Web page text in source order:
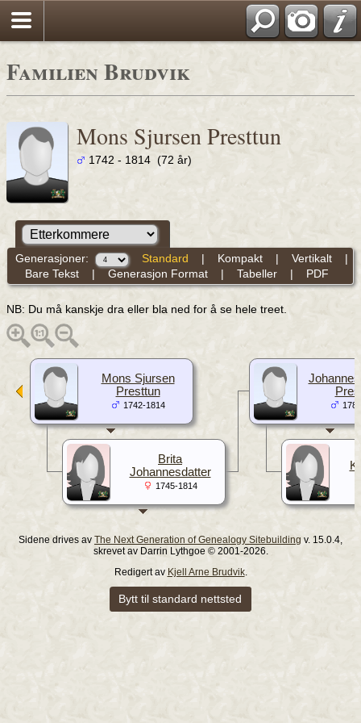
Familien Brudvik
Mons Sjursen Presttun
1742 - 1814 (72 år)
Generasjoner: Standard | Kompakt| Vertikalt|
Bare Tekst| Generasjon Format| Tabeller| PDF
NB: Du må kanskje dra eller bla ned for å se hele treet.
Mons Sjursen
Presttun
1742-1814
Brita
Johannesdatter
1745-1814
Sidene drives av The Next Generation of Genealogy Sitebuilding v. 15.0.4,
skrevet av Darrin Lythgoe © 2001-2026.
Redigert av Kjell Arne Brudvik.
Bytt til standard nettsted